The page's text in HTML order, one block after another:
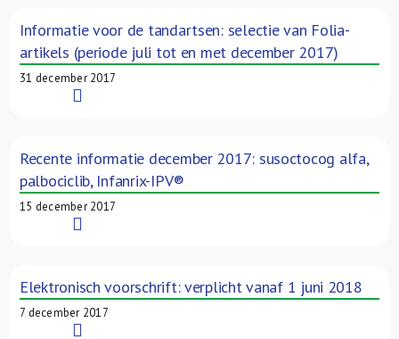
FR
Informatie voor de tandartsen: selectie van Folia-
artikels (periode juli tot en met december 2017)
31 december 2017
Recente informatie december 2017: susoctocog alfa,
palbociclib, Infanrix-IPV®
15 december 2017
Elektronisch voorschrift: verplicht vanaf 1 juni 2018
7 december 2017